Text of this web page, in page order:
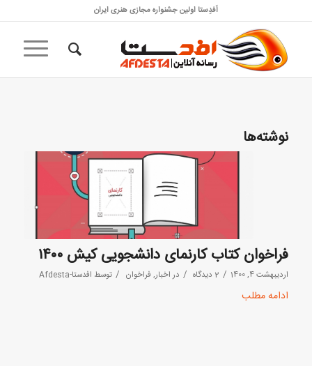
اَفدِستا اولین جشنواره مجازی هنری ایران
نوشته‌ها
فراخوان کتاب کارنمای دانشجویی کیش ۱۴۰۰
اردیبهشت 4, 1400 / 2 دیدگاه / در اخبار, فراخوان / توسط افدستا-Afdesta
ادامه مطلب